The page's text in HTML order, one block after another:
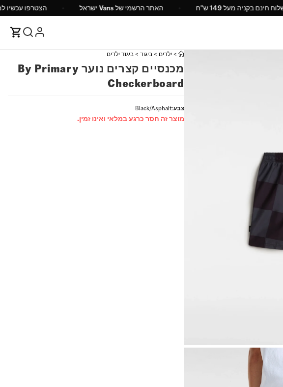
משלוח חינם בקניה מעל 149 ש"ח האתר הרשמי של Vans ישראל
>ילדים >ביגוד >ביגוד ילדים
מכנסיים קצרים נוער By Primary
Checkerboard
צבע:
Black/Asphalt
מוצר זה חסר כרגע במלאי ואינו זמין.